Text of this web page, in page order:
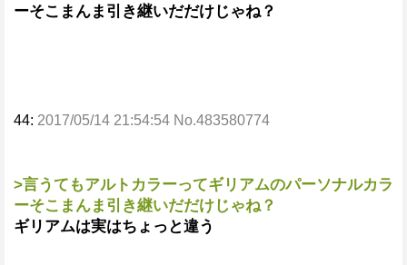
ーそこまんま引き継いだだけじゃね？
44: 2017/05/14 21:54:54 No.483580774
>言うてもアルトカラーってギリアムのパーソナルカラ
ーそこまんま引き継いだだけじゃね？
ギリアムは実はちょっと違う